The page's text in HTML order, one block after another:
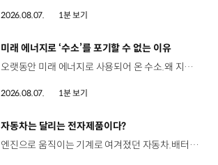
2026.08.07. 1분 보기
[동영상]
미래 에너지로 ‘수소’를 포기할 수 없는 이유
오랫동안 미래 에너지로 사용되어 온 수소.왜 지금까지도 중요한 선택지로 꼽힐까요? 현대진행형 팟캐스트 EP.21에서 확인하세요.📻 #현대자동차그룹 #현대진행형 #모빌리티팟캐스트 #수소전기차 #수소에너지 #연료 #미래모빌리티 #모빌리티
2026.08.07. 1분 보기
[동영상]
자동차는 달리는 전자제품이다?
엔진으로 움직이는 기계로 여겨졌던 자동차.배터리와 소프트웨어를 통해 어떻게 바뀌고 있을까요? 현대진행형 팟캐스트 EP.21에서 확인하세요.📻 #현대자동차그룹 #현대진행형 #모빌리티팟캐스트 #SDV #전기차 #연료 #미래모빌리티 #모빌리티